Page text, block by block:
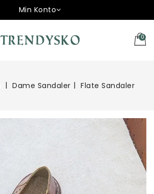
Min Konto
0
Dame Sandaler Flate Sandaler